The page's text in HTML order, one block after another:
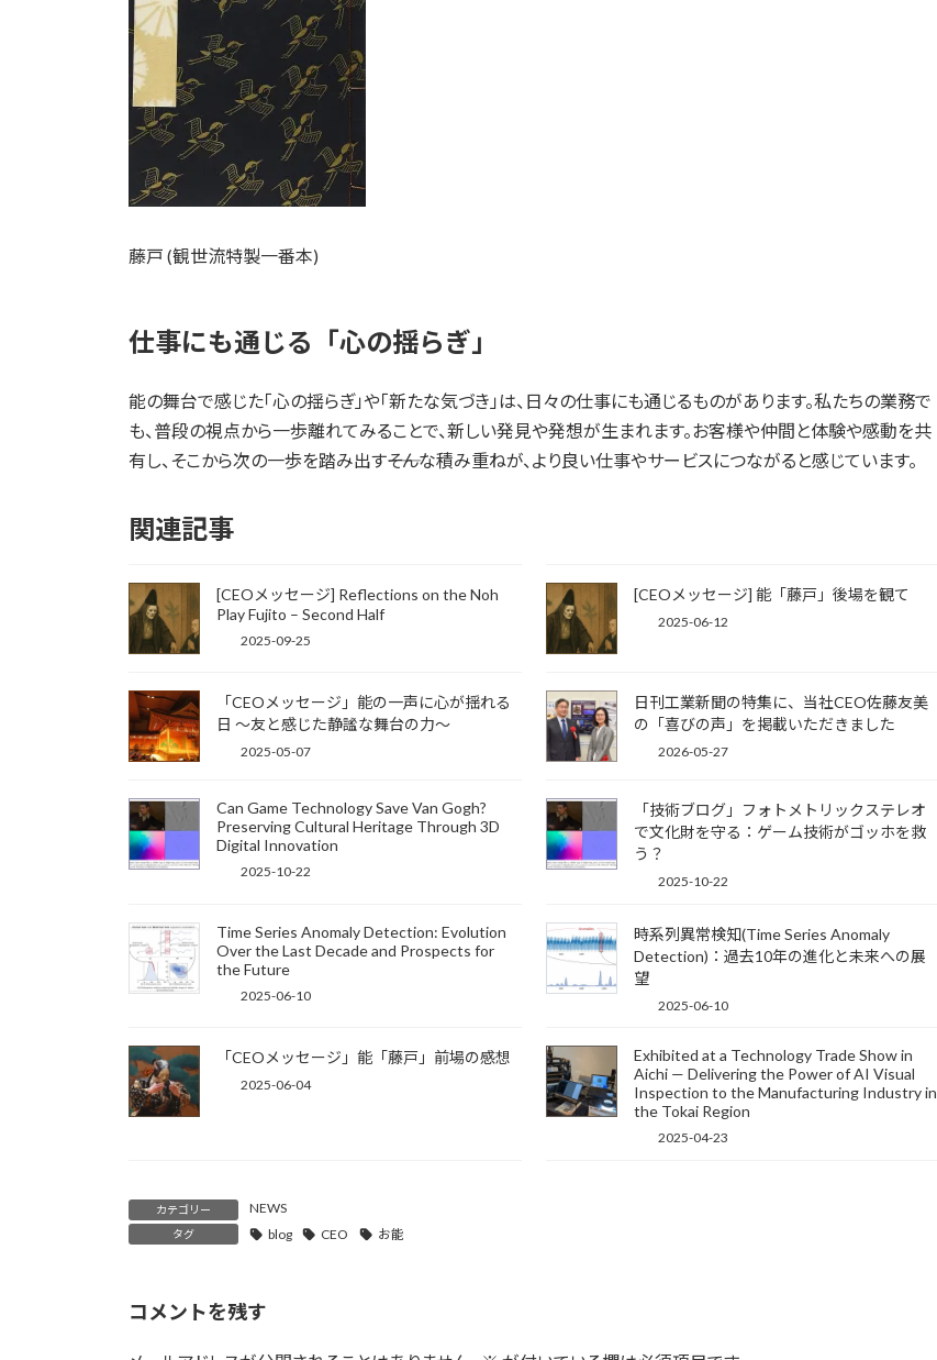
藤戸 (観世流特製一番本)
仕事にも通じる「心の揺らぎ」
能の舞台で感じた「心の揺らぎ」や「新たな気づき」は、日々の仕事にも通じるものがあります。私たちの業務で
も、普段の視点から一歩離れてみることで、新しい発見や発想が生まれます。お客様や仲間と体験や感動を共
有し、そこから次の一歩を踏み出す――そんな積み重ねが、より良い仕事やサービスにつながると感じています。
関連記事
[CEOメッセージ] Reflections on the Noh
Play Fujito – Second Half
2025-09-25
[CEOメッセージ] 能「藤戸」後場を観て
2025-06-12
「CEOメッセージ」能の一声に心が揺れる
日 〜友と感じた静謐な舞台の力〜
2025-05-07
日刊工業新聞の特集に、当社CEO佐藤友美
の「喜びの声」を掲載いただきました
2026-05-27
Can Game Technology Save Van Gogh?
Preserving Cultural Heritage Through 3D
Digital Innovation
2025-10-22
「技術ブログ」フォトメトリックステレオ
で文化財を守る：ゲーム技術がゴッホを救
う？
2025-10-22
Time Series Anomaly Detection: Evolution
Over the Last Decade and Prospects for
the Future
2025-06-10
時系列異常検知(Time Series Anomaly
Detection)：過去10年の進化と未来への展
望
2025-06-10
「CEOメッセージ」能「藤戸」前場の感想
2025-06-04
Exhibited at a Technology Trade Show in
Aichi — Delivering the Power of AI Visual
Inspection to the Manufacturing Industry in
the Tokai Region
2025-04-23
カテゴリー NEWS
タグ blog CEO お能
コメントを残す